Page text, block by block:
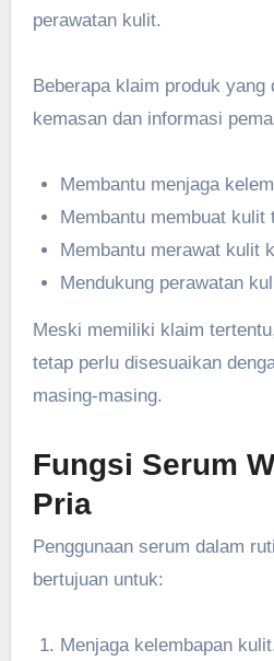
perawatan kulit.
Beberapa klaim produk yang
kemasan dan informasi
Membantu menjaga
Membantu membuat kulit
Membantu merawat kulit
Mendukung perawatan
Meski memiliki klaim
tetap perlu disesuaikan
masing-masing.
Fungsi Serum
Pria
Penggunaan serum dalam
bertujuan untuk:
Menjaga kelembapan